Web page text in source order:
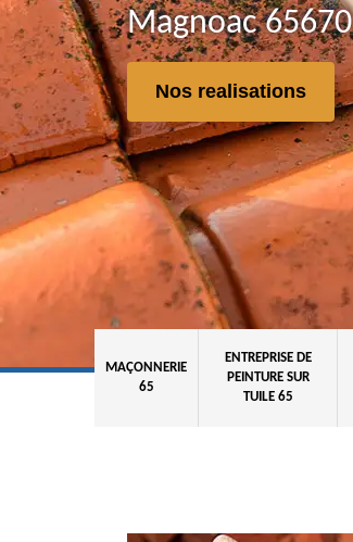
Magnoac
Nos realisations
MAÇONNERIE
65
ENTREPRISE DE
PEINTURE SUR
TUILE 65